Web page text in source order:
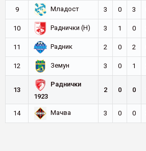
9 Младост 3 0 3
10 Раднички (Н) 3 1 0
11 Радник 2 0 2
12 Земун 3 0 1
13
Раднички
1923
2 0 0
14 Мачва 3 0 0